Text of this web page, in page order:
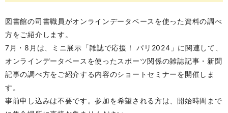
図書館の司書職員がオンラインデータベースを使った資料の調べ
方をご紹介します。
7月・8月は、ミニ展示「雑誌で応援！ パリ2024」に関連して、
オンラインデータベースを使ったスポーツ関係の雑誌記事・新聞
記事の調べ方をご紹介する内容のショートセミナーを開催しま
す。
事前申し込みは不要です。参加を希望される方は、開始時間まで